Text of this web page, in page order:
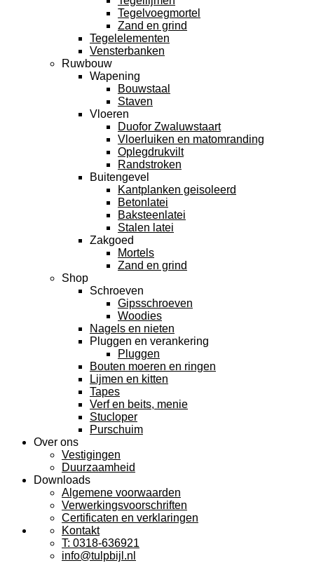
Tegelvoegmortel
Zand en grind
Tegelelementen
Vensterbanken
Ruwbouw
Wapening
Bouwstaal
Staven
Vloeren
Duofor Zwaluwstaart
Vloerluiken en matomranding
Oplegdrukvilt
Randstroken
Buitengevel
Kantplanken geisoleerd
Betonlatei
Baksteenlatei
Stalen latei
Zakgoed
Mortels
Zand en grind
Shop
Schroeven
Gipsschroeven
Woodies
Nagels en nieten
Pluggen en verankering
Pluggen
Bouten moeren en ringen
Lijmen en kitten
Tapes
Verf en beits, menie
Stucloper
Purschuim
Over ons
Vestigingen
Duurzaamheid
Downloads
Algemene voorwaarden
Verwerkingsvoorschriften
Certificaten en verklaringen
Kontakt
T: 0318-636921
info@tulpbijl.nl